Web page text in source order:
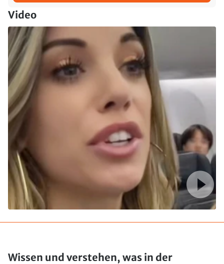
Video
Wissen und verstehen, was in der